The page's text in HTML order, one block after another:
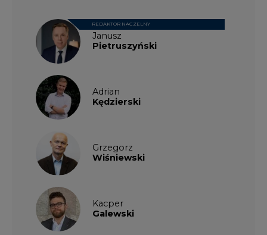
Janusz
Pietruszyński
REDAKTOR NACZELNY
Adrian
Kędzierski
Grzegorz
Wiśniewski
Kacper
Galewski